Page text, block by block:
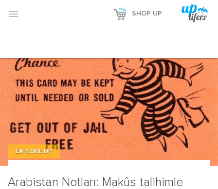
 SHOP UP
Arabistan Notları: Makûs talihimle
EXPLORE UP